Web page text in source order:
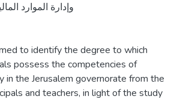
وإدارة الموارد
to identify the degree to which
possess the competencies of
in the Jerusalem governorate from the
and teachers, in light of the study